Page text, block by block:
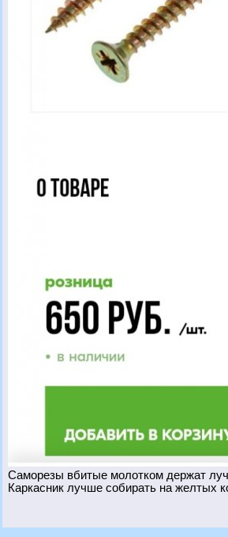
Саморезы вбитые молотком держат
Каркасник лучше собирать на желтых